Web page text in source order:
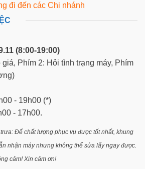
đi đến các Chi nhánh
(8:00-19:00)
Phím 2: Hỏi tình trạng máy, Phím
- 19h00 (*)
- 17h00.
Để chất lượng phục vụ được tốt nhất, khung
nhận máy nhưng không thể sửa lấy ngay được.
cảm! Xin cảm ơn!